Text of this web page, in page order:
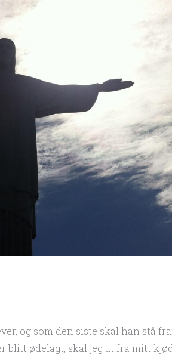
og som den siste skal han stå
blitt ødelagt, skal jeg ut fra mitt